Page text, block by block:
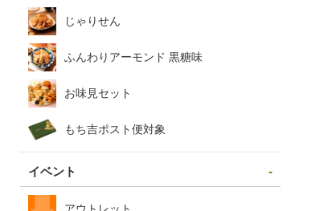
じゃりせん
ふんわりアーモンド 黒糖味
お味見セット
もち吉ポスト便対象
イベント